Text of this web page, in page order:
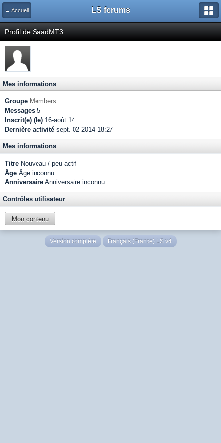
← Accueil LS forums
Profil de SaadMT3
Mes informations
Groupe Members
Messages 5
Inscrit(e) (le) 16-août 14
Dernière activité sept. 02 2014 18:27
Mes informations
Titre Nouveau / peu actif
Âge Âge inconnu
Anniversaire Anniversaire inconnu
Contrôles utilisateur
Mon contenu
Version complète Français (France) LS v4